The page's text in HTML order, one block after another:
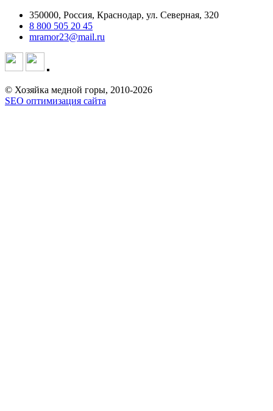
350000, Россия, Краснодар, ул. Северная, 320
8 800 505 20 45
mramor23@mail.ru
© Хозяйка медной горы, 2010-2026
SEO оптимизация сайта